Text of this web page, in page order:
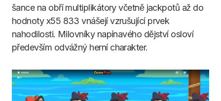
šance na obří multiplikátory včetně jackpotů až do
hodnoty x55 833 vnášejí vzrušující prvek
nahodilosti. Milovníky napínavého dějství osloví
především odvážný herní charakter.